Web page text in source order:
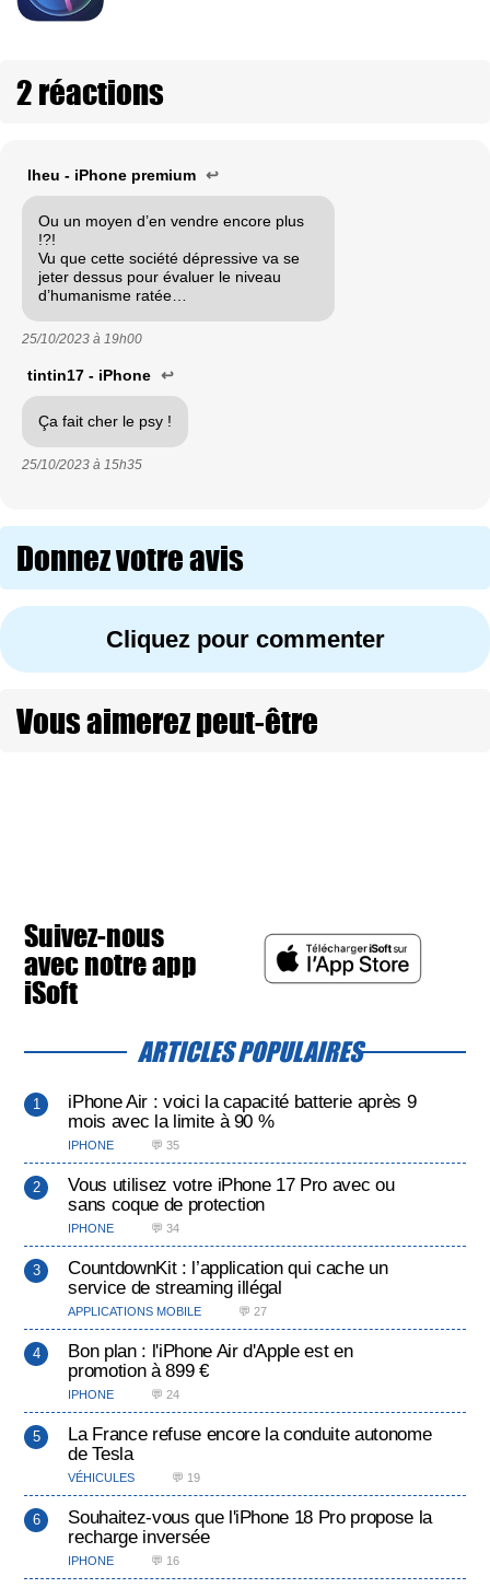
2 réactions
lheu - iPhone premium ↩
Ou un moyen d’en vendre encore plus
!?!
Vu que cette société dépressive va se
jeter dessus pour évaluer le niveau
d’humanisme ratée…
25/10/2023 à 19h00
tintin17 - iPhone ↩
Ça fait cher le psy !
25/10/2023 à 15h35
Donnez votre avis
Cliquez pour commenter
Vous aimerez peut-être
Suivez-nous
avec notre app
iSoft
ARTICLES POPULAIRES
iPhone Air : voici la capacité batterie après 9
mois avec la limite à 90 %
IPHONE 💬 35
Vous utilisez votre iPhone 17 Pro avec ou
sans coque de protection
IPHONE 💬 34
CountdownKit : l’application qui cache un
service de streaming illégal
APPLICATIONS MOBILE 💬 27
Bon plan : l'iPhone Air d'Apple est en
promotion à 899 €
IPHONE 💬 24
La France refuse encore la conduite autonome
de Tesla
VÉHICULES 💬 19
Souhaitez-vous que l'iPhone 18 Pro propose la
recharge inversée
IPHONE 💬 16